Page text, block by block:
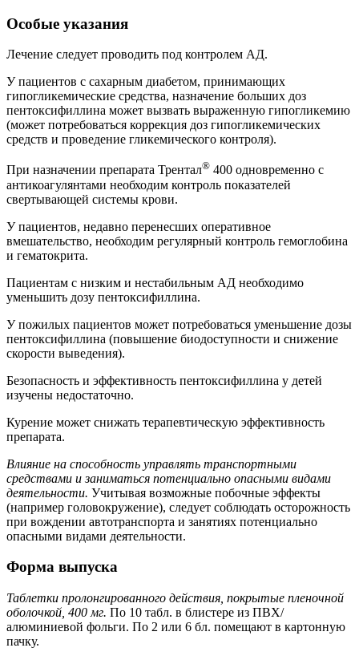
Особые указания
Лечение следует проводить под контролем АД.
У пациентов с сахарным диабетом, принимающих
гипогликемические средства, назначение больших доз
пентоксифиллина может вызвать выраженную гипогликемию
(может потребоваться коррекция доз гипогликемических
средств и проведение гликемического контроля).
При назначении препарата Трентал® 400 одновременно с
антикоагулянтами необходим контроль показателей
свертывающей системы крови.
У пациентов, недавно перенесших оперативное
вмешательство, необходим регулярный контроль гемоглобина
и гематокрита.
Пациентам с низким и нестабильным АД необходимо
уменьшить дозу пентоксифиллина.
У пожилых пациентов может потребоваться уменьшение дозы
пентоксифиллина (повышение биодоступности и снижение
скорости выведения).
Безопасность и эффективность пентоксифиллина у детей
изучены недостаточно.
Курение может снижать терапевтическую эффективность
препарата.
Влияние на способность управлять транспортными
средствами и заниматься потенциально опасными видами
деятельности. Учитывая возможные побочные эффекты
(например головокружение), следует соблюдать осторожность
при вождении автотранспорта и занятиях потенциально
опасными видами деятельности.
Форма выпуска
Таблетки пролонгированного действия, покрытые пленочной
оболочкой, 400 мг. По 10 табл. в блистере из ПВХ/
алюминиевой фольги. По 2 или 6 бл. помещают в картонную
пачку.